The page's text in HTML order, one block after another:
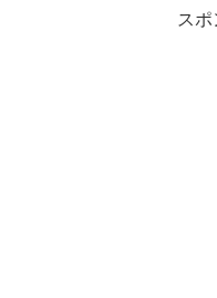
スポ